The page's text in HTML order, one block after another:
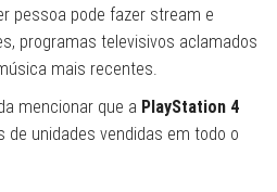
pessoa pode fazer stream e
programas televisivos aclamados
mais recentes.
mencionar que a PlayStation 4
de unidades vendidas em todo o